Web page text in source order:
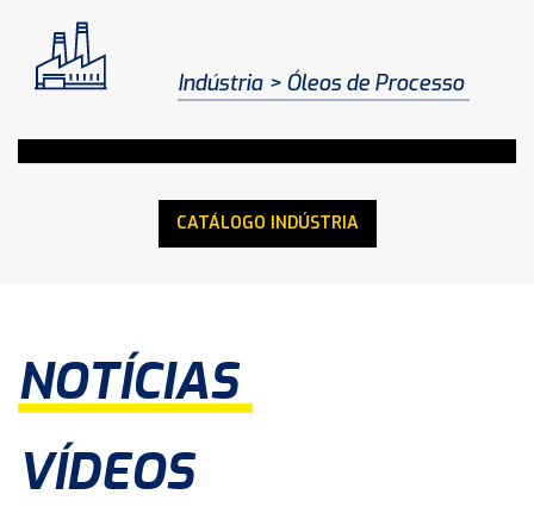
Indústria Óleos de Processo
CATÁLOGO INDÚSTRIA
NOTÍCIAS
VÍDEOS